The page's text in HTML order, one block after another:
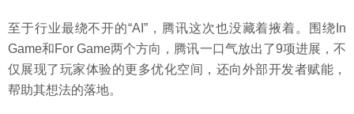
至于行业最绕不开的“AI”，腾讯这次也没藏着掖着。围绕In
Game和For Game两个方向，腾讯一口气放出了9项进展，不
仅展现了玩家体验的更多优化空间，还向外部开发者赋能，
帮助其想法的落地。